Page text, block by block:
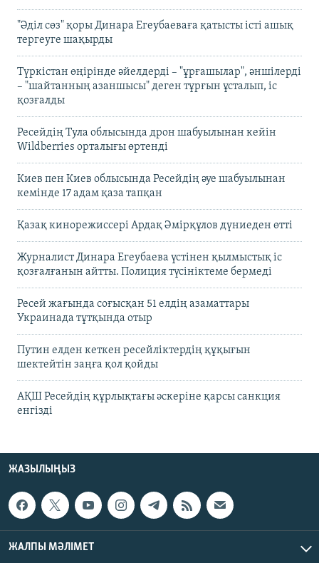
"Әділ сөз" қоры Динара Егеубаеваға қатысты істі ашық
тергеуге шақырды
Түркістан өңірінде әйелдерді – "ұрғашылар", әншілерді
– "шайтанның азаншысы" деген тұрғын ұсталып, іс
қозғалды
Ресейдің Тула облысында дрон шабуылынан кейін
Wildberries орталығы өртенді
Киев пен Киев облысында Ресейдің әуе шабуылынан
кемінде 17 адам қаза тапқан
Қазақ кинорежиссері Ардақ Әмірқұлов дүниеден өтті
Журналист Динара Егеубаева үстінен қылмыстық іс
қозғалғанын айтты. Полиция түсініктеме бермеді
Ресей жағында соғысқан 51 елдің азаматтары
Украинада тұтқында отыр
Путин елден кеткен ресейліктердің құқығын
шектейтін заңға қол қойды
АҚШ Ресейдің құрлықтағы әскеріне қарсы санкция
енгізді
ЖАЗЫЛЫҢЫЗ
ЖАЛПЫ МӘЛІМЕТ